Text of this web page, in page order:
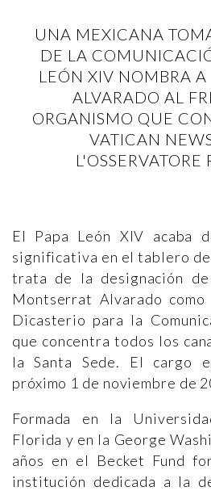
UNA MEXICANA
DE LA
LEÓN XIV NOMBRA A
ALVARADO AL
ORGANISMO QUE
VATICAN
L'OSSERVATORE
El Papa León XIV acaba
significativa en el tablero de
trata de la designación
Montserrat Alvarado
Dicasterio para la
que concentra todos los
la Santa Sede. El cargo
próximo 1 de noviembre de
Formada en la
Florida y en la George
años en el Becket Fund
institución dedicada a la